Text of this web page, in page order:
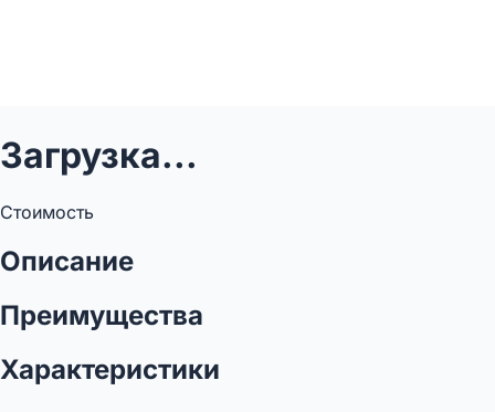
Загрузка...
Стоимость
Описание
Преимущества
Характеристики